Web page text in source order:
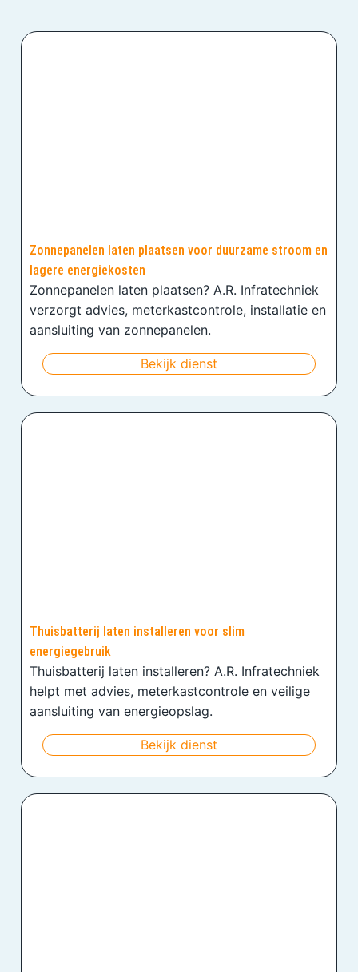
Zonnepanelen laten plaatsen voor duurzame stroom en
lagere energiekosten
Zonnepanelen laten plaatsen? A.R. Infratechniek
verzorgt advies, meterkastcontrole, installatie en
aansluiting van zonnepanelen.
Bekijk dienst
Thuisbatterij laten installeren voor slim
energiegebruik
Thuisbatterij laten installeren? A.R. Infratechniek
helpt met advies, meterkastcontrole en veilige
aansluiting van energieopslag.
Bekijk dienst